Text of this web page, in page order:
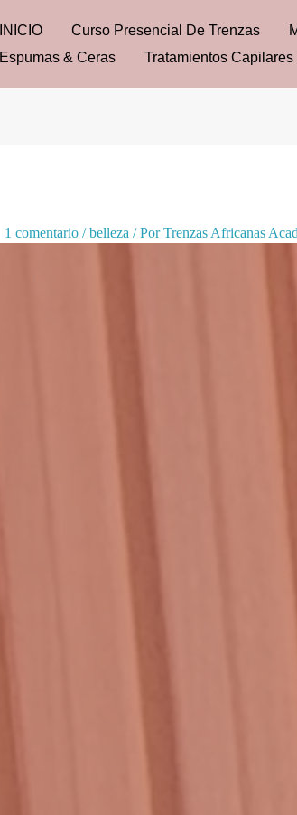
INICIO Curso Presencial De Trenzas
Espumas & Ceras
Tratamientos Capilares
1 comentario /belleza/ PorTrenzas Africanas